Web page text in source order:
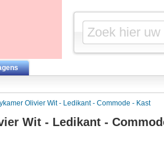
Olivier Wit - Ledikant - Commode - Kast
Wit - Ledikant -